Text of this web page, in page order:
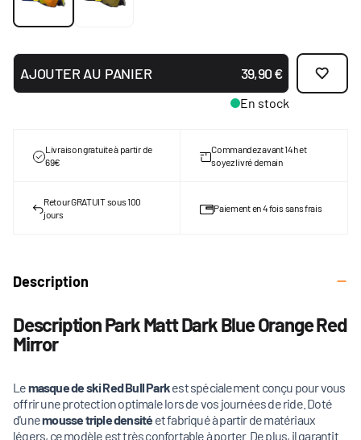
AJOUTER AU PANIER 39,90 €
En stock
Livraison gratuite à partir de
69€
Commandez avant 14h et
soyez livré demain
Retour GRATUIT sous 100
jours
Paiement en 4 fois sans frais
Description
Description Park Matt Dark Blue Orange Red
Mirror
Lemasque de ski Red Bull Parkest spécialement conçu pour vous
offrir une protection optimale lors de vos journées de ride. Doté
d'unemousse triple densitéet fabriqué à partir de matériaux
légers, ce modèle est très confortable à porter. De plus, il garantit